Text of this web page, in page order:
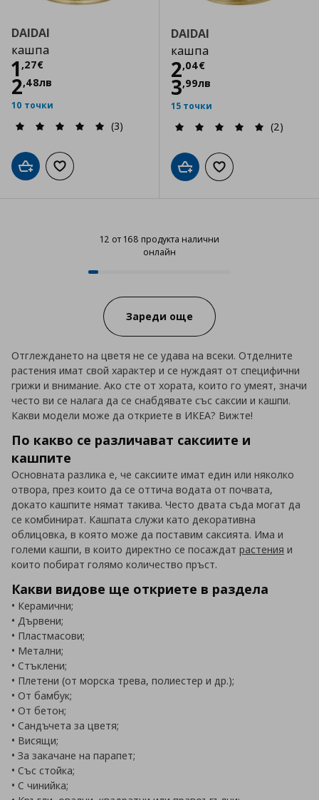
DAIDAI
кашпа
1 ,27€
Цена
2,48лв
10 точки
(3)
Добави в кошницата
Добави към списъка с любими
DAIDAI
кашпа
2,04€
Цена
3,99лв
15 точки
(2)
Добави в кошницата
Добави към
12 от 168 продукта налични
онлайн
12 от 168 продукта налични
Progress:
Зареди още
Отглеждането на цветя не се удава на всеки. Отделните
растения имат свой характер и се нуждаят от специфични
грижи и внимание. Ако сте от хората, които го умеят, значи
често ви се налага да се снабдявате със саксии и кашпи.
Какви модели може да откриете в ИКЕА? Вижте!
По какво се различават саксиите и
кашпите
Основната разлика е, че саксиите имат един или няколко
отвора, през които да се оттича водата от почвата,
докато кашпите нямат такива. Често двата съда могат да
се комбинират. Кашпата служи като декоративна
облицовка, в която може да поставим саксията. Има и
големи кашпи, в които директно се посаждат растения и
които побират голямо количество пръст.
Какви видове ще откриете в раздела
• Керамични;
• Дървени;
• Пластмасови;
• Метални;
• Стъклени;
• Плетени (от морска трева, полиестер и др.);
• От бамбук;
• От бетон;
• Сандъчета за цветя;
• Висящи;
• За закачане на парапет;
• Със стойка;
• С чинийка;